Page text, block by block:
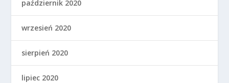
październik 2020
wrzesień 2020
sierpień 2020
lipiec 2020